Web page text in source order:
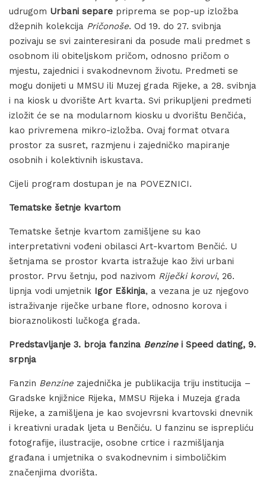
udrugom Urbani separe priprema se pop-up izložba
džepnih kolekcija Pričonoše. Od 19. do 27. svibnja
pozivaju se svi zainteresirani da posude mali predmet s
osobnom ili obiteljskom pričom, odnosno pričom o
mjestu, zajednici i svakodnevnom životu. Predmeti se
mogu donijeti u MMSU ili Muzej grada Rijeke, a 28. svibnja
i na kiosk u dvorište Art kvarta. Svi prikupljeni predmeti
izložit će se na modularnom kiosku u dvorištu Benčića,
kao privremena mikro-izložba. Ovaj format otvara
prostor za susret, razmjenu i zajedničko mapiranje
osobnih i kolektivnih iskustava.
Cijeli program dostupan je na POVEZNICI.
Tematske šetnje kvartom
Tematske šetnje kvartom zamišljene su kao
interpretativni vođeni obilasci Art-kvartom Benčić. U
šetnjama se prostor kvarta istražuje kao živi urbani
prostor. Prvu šetnju, pod nazivom Riječki korovi, 26.
lipnja vodi umjetnik Igor Eškinja, a vezana je uz njegovo
istraživanje riječke urbane flore, odnosno korova i
bioraznolikosti lučkoga grada.
Predstavljanje 3. broja fanzina Benzinei Speed dating, 9.
srpnja
Fanzin Benzine zajednička je publikacija triju institucija –
Gradske knjižnice Rijeka, MMSU Rijeka i Muzeja grada
Rijeke, a zamišljena je kao svojevrsni kvartovski dnevnik
i kreativni uradak ljeta u Benčiću. U fanzinu se isprepliću
fotografije, ilustracije, osobne crtice i razmišljanja
građana i umjetnika o svakodnevnim i simboličkim
značenjima dvorišta.